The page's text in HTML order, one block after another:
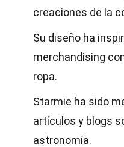
creaciones de la
Su diseño ha
merchandising
ropa.
Starmie ha sido
artículos y blogs
astronomía.